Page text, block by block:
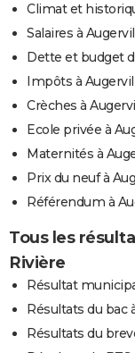
Climat et
Salaires à
Dette et budget
Impôts à
Crèches à
Ecole privée à
Maternités à
Prix du neuf à
Référendum à
Tous les
Rivière
Résultat
Résultats du bac
Résultats du